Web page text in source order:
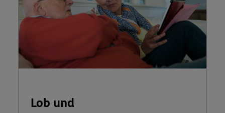
Lob und